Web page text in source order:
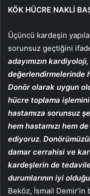
KÖK HÜCRE NAKLİ
Üçüncü kardeşin
sorunsuz geçtiğini
adayımızın
değerlendirmelerinde
Donör olarak uygun
hücre toplama
hastamıza sorunsuz
hem hastamızı hem
ediyoruz.
damar cerrahisi ve
kardeşlerin de
durumlarının iyi
Beköz, İsmail Demir’in